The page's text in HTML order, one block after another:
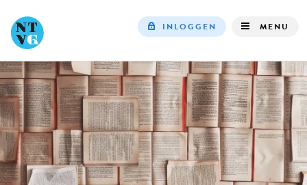
navigation
INLOGGEN MENU